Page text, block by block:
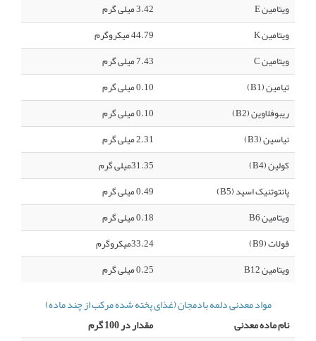
ویتامین E
3.42 میلی گرم
ویتامین K
44.79 میکروگرم
ویتامین C
7.43 میلی گرم
تیامین (B1)
0.10 میلی گرم
ریبوفلاوین (B2)
0.10 میلی گرم
نیاسین (B3)
2.31 میلی گرم
کولین (B4)
31.35میلی گرم
پانتوتنیک اسید (B5)
0.49 میلی گرم
ویتامین B6
0.18 میلی گرم
فولات (B9)
33.24میکروگرم
ویتامین B12
0.25 میلی گرم
مواد معدنی دلمه بادمجان (غذای پخته شده مرکب از چند ماده)
نام ماده معدنی
مقدار در 100 گرم